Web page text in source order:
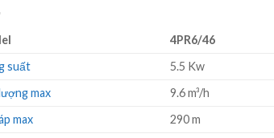
4PR6/46
suất
5.5 Kw
max
9.6 m³/h
max
290 m